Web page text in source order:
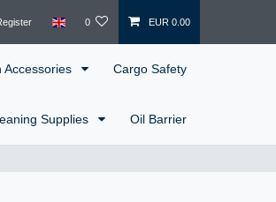
0 EUR 0.00
Accessories Cargo Safety
Supplies Oil Barrier